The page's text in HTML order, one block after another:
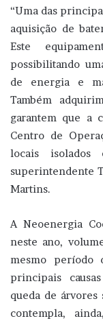
“Uma das
aquisição de
Este
possibilitando
de energia e
Também
garantem que a
Centro de
locais
superintendente
Martins.
A Neoenergia
neste ano,
mesmo período
principais
queda de
contempla,